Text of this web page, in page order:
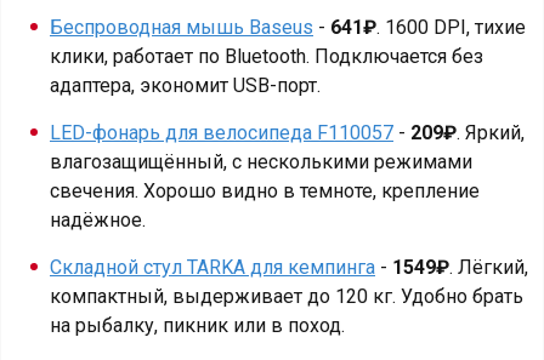
Беспроводная мышь Baseus - 641₽. 1600 DPI, тихие
клики, работает по Bluetooth. Подключается без
адаптера, экономит USB-порт.
LED-фонарь для велосипеда F110057 - 209₽. Яркий,
влагозащищённый, с несколькими режимами
свечения. Хорошо видно в темноте, крепление
надёжное.
Складной стул TARKA для кемпинга - 1549₽. Лёгкий,
компактный, выдерживает до 120 кг. Удобно брать
на рыбалку, пикник или в поход.